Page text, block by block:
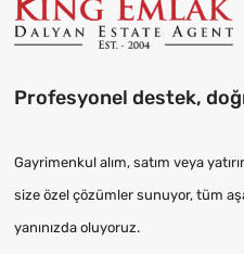
Profesyonel destek,
Gayrimenkul alım, satım veya
size özel çözümler sunuyor, tüm
yanınızda oluyoruz.